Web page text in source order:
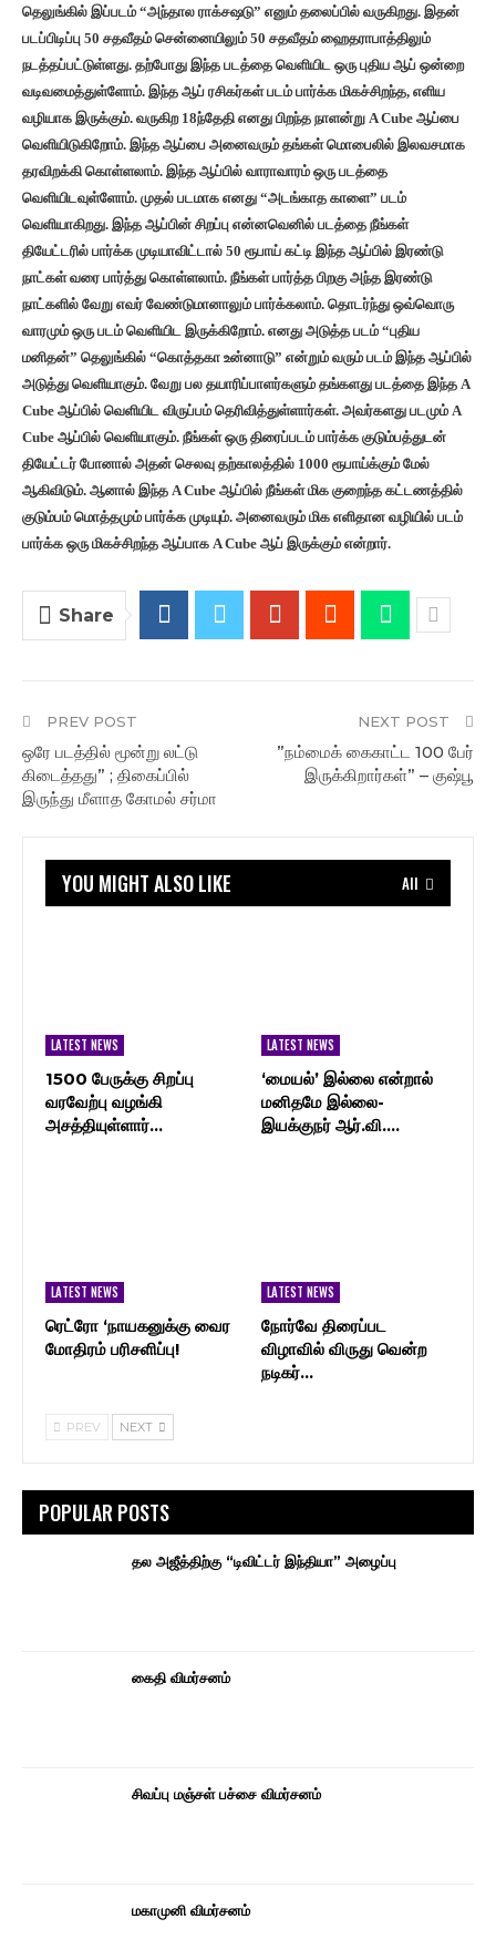
தெலுங்கில் இப்படம் “அந்தால ராக்சஷடு” எனும் தலைப்பில் வருகிறது. இதன்
படப்பிடிப்பு 50 சதவீதம் சென்னையிலும் 50 சதவீதம் ஹைதராபாத்திலும்
நடத்தப்பட்டுள்ளது. தற்போது இந்த படத்தை வெளியிட ஒரு புதிய ஆப் ஒன்றை
வடிவமைத்துள்ளோம். இந்த ஆப் ரசிகர்கள் படம் பார்க்க மிகச்சிறந்த, எளிய
வழியாக இருக்கும். வருகிற 18ந்தேதி எனது பிறந்த நாளன்று A Cube ஆப்பை
வெளியிடுகிறோம். இந்த ஆப்பை அனைவரும் தங்கள் மொபைலில் இலவசமாக
தரவிறக்கி கொள்ளலாம். இந்த ஆப்பில் வாராவாரம் ஒரு படத்தை
வெளியிடவுள்ளோம். முதல் படமாக எனது “அடங்காத காளை” படம்
வெளியாகிறது. இந்த ஆப்பின் சிறப்பு என்னவெனில் படத்தை நீங்கள்
தியேட்டரில் பார்க்க முடியாவிட்டால் 50 ரூபாய் கட்டி இந்த ஆப்பில் இரண்டு
நாட்கள் வரை பார்த்து கொள்ளலாம். நீங்கள் பார்த்த பிறகு அந்த இரண்டு
நாட்களில் வேறு எவர் வேண்டுமானாலும் பார்க்கலாம். தொடர்ந்து ஒவ்வொரு
வாரமும் ஒரு படம் வெளியிட இருக்கிறோம். எனது அடுத்த படம் “புதிய
மனிதன்” தெலுங்கில் “கொத்தகா உன்னாடு” என்றும் வரும் படம் இந்த ஆப்பில்
அடுத்து வெளியாகும். வேறு பல தயாரிப்பாளர்களும் தங்களது படத்தை இந்த A
Cube ஆப்பில் வெளியிட விருப்பம் தெரிவித்துள்ளார்கள். அவர்களது படமும் A
Cube ஆப்பில் வெளியாகும். நீங்கள் ஒரு திரைப்படம் பார்க்க குடும்பத்துடன்
தியேட்டர் போனால் அதன் செலவு தற்காலத்தில் 1000 ரூபாய்க்கும் மேல்
ஆகிவிடும். ஆனால் இந்த A Cube ஆப்பில் நீங்கள் மிக குறைந்த கட்டணத்தில்
குடும்பம் மொத்தமும் பார்க்க முடியும். அனைவரும் மிக எளிதான வழியில் படம்
பார்க்க ஒரு மிகச்சிறந்த ஆப்பாக A Cube ஆப் இருக்கும் என்றார்.
Share
PREV POST
ஒரே படத்தில் மூன்று லட்டு
கிடைத்தது” ; திகைப்பில்
இருந்து மீளாத கோமல் சர்மா
NEXT POST
”நம்மைக் கைகாட்ட 100 பேர்
இருக்கிறார்கள்” – குஷ்பூ
All
YOU MIGHT ALSO LIKE
LATEST NEWS
1500 பேருக்கு சிறப்பு
வரவேற்பு வழங்கி
அசத்தியுள்ளார்…
LATEST NEWS
‘மையல்’ இல்லை என்றால்
மனிதமே இல்லை-
இயக்குநர் ஆர்.வி.…
LATEST NEWS
ரெட்ரோ ‘நாயகனுக்கு வைர
மோதிரம் பரிசளிப்பு!
LATEST NEWS
நோர்வே திரைப்பட
விழாவில் விருது வென்ற
நடிகர்…
PREV NEXT
POPULAR POSTS
தல அஜீத்திற்கு “டிவிட்டர் இந்தியா” அழைப்பு
கைதி விமர்சனம்
சிவப்பு மஞ்சள் பச்சை விமர்சனம்
மகாமுனி விமர்சனம்